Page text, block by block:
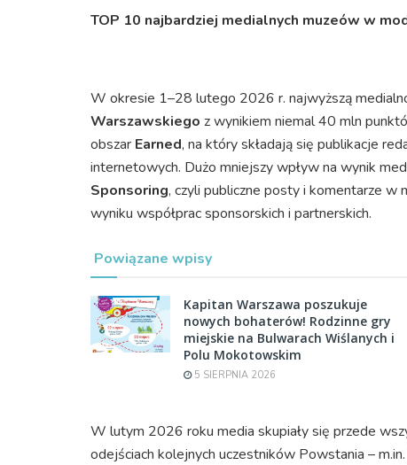
TOP 10 najbardziej medialnych muzeów w
W okresie 1–28 lutego 2026 r. najwyższą
Warszawskiego z wynikiem niemal 40 mln
obszar Earned, na który składają się publikacje
internetowych. Dużo mniejszy wpływ na wynik
Sponsoring, czyli publiczne posty i komentarze w
wyniku współprac sponsorskich i partnerskich.
Powiązane wpisy
Kapitan Warszawa poszukuje
nowych bohaterów! Rodzinne gry
miejskie na Bulwarach Wiślanych i
Polu Mokotowskim
5 SIERPNIA 2026
W lutym 2026 roku media skupiały się przede
odejściach kolejnych uczestników Powstania –